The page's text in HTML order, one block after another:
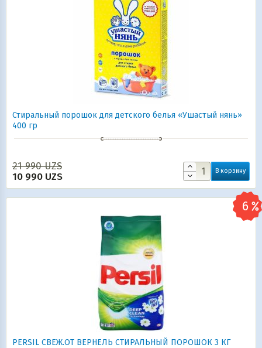
Стиральный порошок для детского белья «Ушастый нянь»
400 гр
21 990UZS
10 990 UZS В корзину
PERSIL СВЕЖ.ОТ ВЕРНЕЛЬ СТИРАЛЬНЫЙ ПОРОШОК 3 КГ